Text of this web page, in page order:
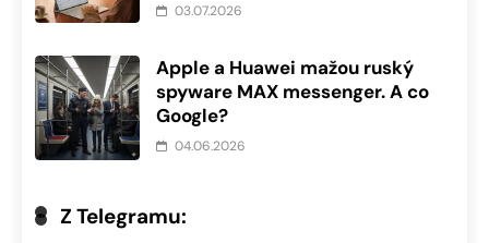
03.07.2026
Apple a Huawei mažou ruský
spyware MAX messenger. A co
Google?
04.06.2026
Z Telegramu: